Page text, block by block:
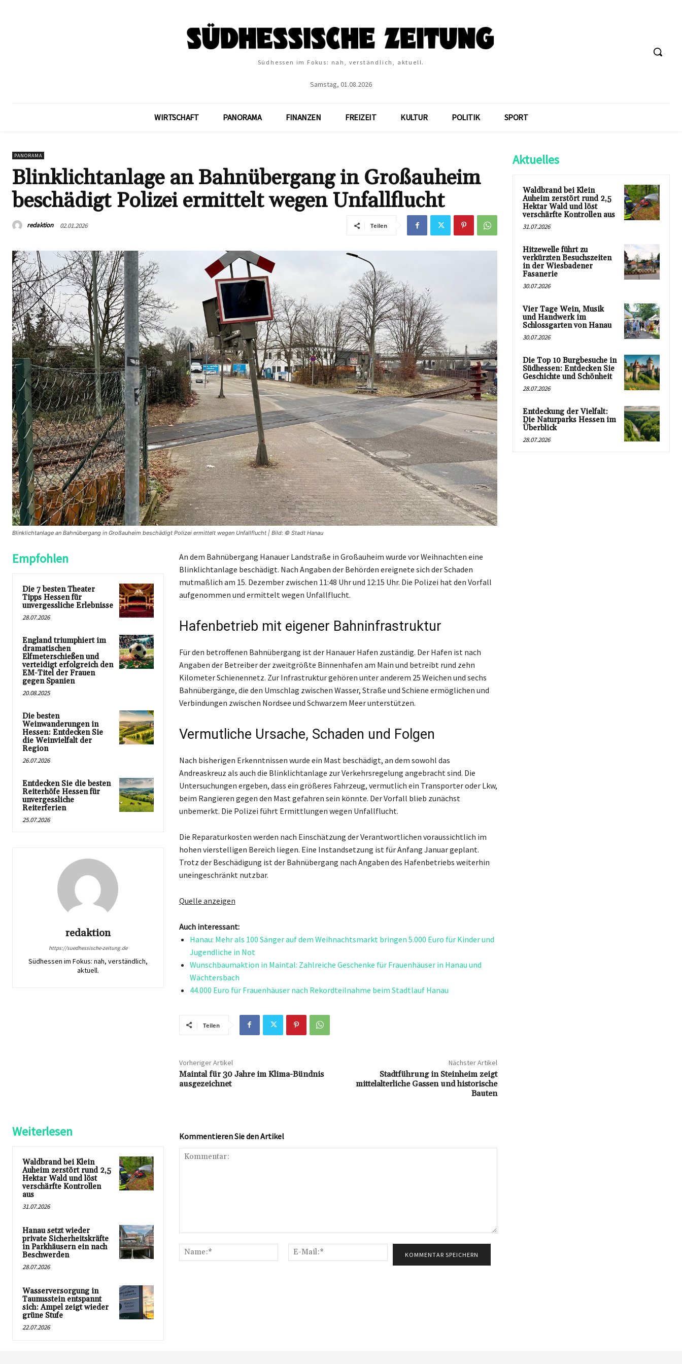
Südhessen im Fokus: nah, verständlich, aktuell.
Samstag, 01.08.2026
WIRTSCHAFT PANORAMA FINANZEN FREIZEIT KULTUR POLITIK SPORT
PANORAMA
Blinklichtanlage an Bahnübergang in Großauheim
beschädigt Polizei ermittelt wegen Unfallflucht
redaktion 02.01.2026 Teilen
Blinklichtanlage an Bahnübergang in Großauheim beschädigt Polizei ermittelt wegen Unfallflucht | Bild: © Stadt Hanau
Empfohlen
Die 7 besten Theater
Tipps Hessen für
unvergessliche Erlebnisse
28.07.2026
England triumphiert im
dramatischen
Elfmeterschießen und
verteidigt erfolgreich den
EM-Titel der Frauen
gegen Spanien
20.08.2025
Die besten
Weinwanderungen in
Hessen: Entdecken Sie
die Weinvielfalt der
Region
26.07.2026
Entdecken Sie die besten
Reiterhöfe Hessen für
unvergessliche
Reiterferien
25.07.2026
redaktion
https://suedhessische-zeitung.de
Südhessen im Fokus: nah, verständlich,
aktuell.
An dem Bahnübergang Hanauer Landstraße in Großauheim wurde vor Weihnachten eine
Blinklichtanlage beschädigt. Nach Angaben der Behörden ereignete sich der Schaden
mutmaßlich am 15. Dezember zwischen 11:48 Uhr und 12:15 Uhr. Die Polizei hat den Vorfall
aufgenommen und ermittelt wegen Unfallflucht.
Hafenbetrieb mit eigener Bahninfrastruktur
Für den betroffenen Bahnübergang ist der Hanauer Hafen zuständig. Der Hafen ist nach
Angaben der Betreiber der zweitgrößte Binnenhafen am Main und betreibt rund zehn
Kilometer Schienennetz. Zur Infrastruktur gehören unter anderem 25 Weichen und sechs
Bahnübergänge, die den Umschlag zwischen Wasser, Straße und Schiene ermöglichen und
Verbindungen zwischen Nordsee und Schwarzem Meer unterstützen.
Vermutliche Ursache, Schaden und Folgen
Nach bisherigen Erkenntnissen wurde ein Mast beschädigt, an dem sowohl das
Andreaskreuz als auch die Blinklichtanlage zur Verkehrsregelung angebracht sind. Die
Untersuchungen ergeben, dass ein größeres Fahrzeug, vermutlich ein Transporter oder Lkw,
beim Rangieren gegen den Mast gefahren sein könnte. Der Vorfall blieb zunächst
unbemerkt. Die Polizei führt Ermittlungen wegen Unfallflucht.
Die Reparaturkosten werden nach Einschätzung der Verantwortlichen voraussichtlich im
hohen vierstelligen Bereich liegen. Eine Instandsetzung ist für Anfang Januar geplant.
Trotz der Beschädigung ist der Bahnübergang nach Angaben des Hafenbetriebs weiterhin
uneingeschränkt nutzbar.
Quelle anzeigen
Auch interessant:
Hanau: Mehr als 100 Sänger auf dem Weihnachtsmarkt bringen 5.000 Euro für Kinder und
Jugendliche in Not
Wunschbaumaktion in Maintal: Zahlreiche Geschenke für Frauenhäuser in Hanau und
Wächtersbach
44.000 Euro für Frauenhäuser nach Rekordteilnahme beim Stadtlauf Hanau
Teilen
Vorheriger Artikel
Maintal für 30 Jahre im Klima-Bündnis
ausgezeichnet
Nächster Artikel
Stadtführung in Steinheim zeigt
mittelalterliche Gassen und historische
Bauten
Weiterlesen
Waldbrand bei Klein
Auheim zerstört rund 2,5
Hektar Wald und löst
verschärfte Kontrollen
aus
31.07.2026
Hanau setzt wieder
private Sicherheitskräfte
in Parkhäusern ein nach
Beschwerden
28.07.2026
Wasserversorgung in
Taunusstein entspannt
sich: Ampel zeigt wieder
grüne Stufe
22.07.2026
Kommentieren Sie den Artikel
Name:*
Mail:*
Aktuelles
Waldbrand bei Klein
Auheim zerstört rund 2,5
Hektar Wald und löst
verschärfte Kontrollen aus
31.07.2026
Hitzewelle führt zu
verkürzten Besuchszeiten
in der Wiesbadener
Fasanerie
30.07.2026
Vier Tage Wein, Musik
und Handwerk im
Schlossgarten von Hanau
30.07.2026
Die Top 10 Burgbesuche in
Südhessen: Entdecken Sie
Geschichte und Schönheit
28.07.2026
Entdeckung der Vielfalt:
Die Naturparks Hessen im
Überblick
28.07.2026